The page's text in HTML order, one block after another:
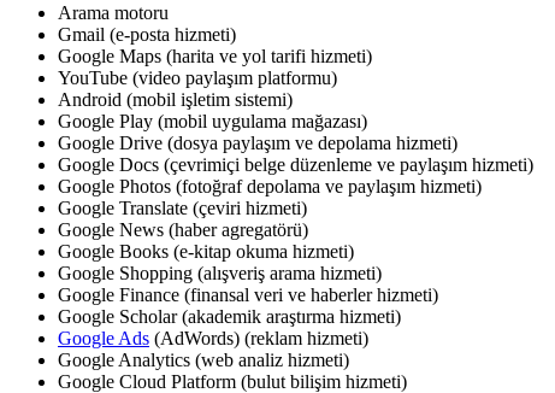
Arama motoru
Gmail (e-posta hizmeti)
Google Maps (harita ve yol tarifi hizmeti)
YouTube (video paylaşım platformu)
Android (mobil işletim sistemi)
Google Play (mobil uygulama mağazası)
Google Drive (dosya paylaşım ve depolama hizmeti)
Google Docs (çevrimiçi belge düzenleme ve paylaşım hizmeti)
Google Photos (fotoğraf depolama ve paylaşım hizmeti)
Google Translate (çeviri hizmeti)
Google News (haber agregatörü)
Google Books (e-kitap okuma hizmeti)
Google Shopping (alışveriş arama hizmeti)
Google Finance (finansal veri ve haberler hizmeti)
Google Scholar (akademik araştırma hizmeti)
Google Ads (AdWords) (reklam hizmeti)
Google Analytics (web analiz hizmeti)
Google Cloud Platform (bulut bilişim hizmeti)